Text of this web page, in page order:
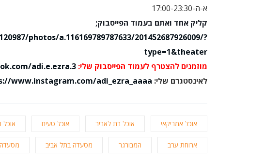
א-ה-17:00-23:30
קליק אחד ואתם בעמוד הפייסבוק;
photos/a.116169789787633/201452687926009/?
type=1&theater
מוזמנים להצטרף לעמוד הפייסבוק שלי: adi.e.ezra.3
לאינסטגרם שלי: www.instagram.com/adi_ezra_aaaa/
אוכל אמריקאי אוכל בת לאביב אוכל טעים אוכל
ארוחת ערב המבורגר מסעדה בתל אביב